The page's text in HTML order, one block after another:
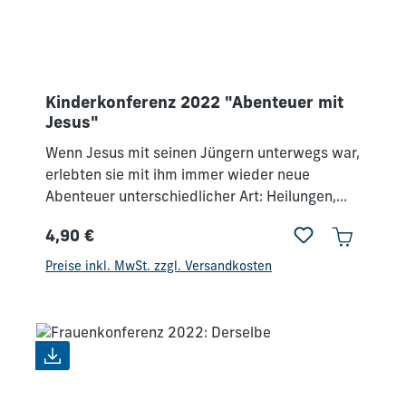
Kinderkonferenz 2022 "Abenteuer mit
Jesus"
Wenn Jesus mit seinen Jüngern unterwegs war,
erlebten sie mit ihm immer wieder neue
Abenteuer unterschiedlicher Art: Heilungen,
Umweltkatastrophen – und sogar auf dem
Wasser gehen. In dieser Kinderkonferenz
wirst du auch ganz persönliche Abenteuer mit
Jesus erleben. 4 Lehreinheiten zu den
Elternseminaren
Regulärer Preis:
4,90 €
Preise inkl. MwSt. zzgl. Versandkosten